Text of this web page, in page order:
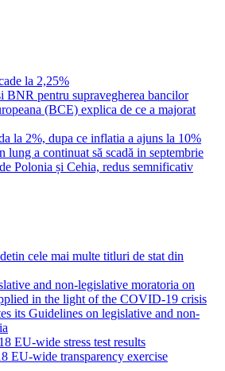
la 2,25%
BNR pentru supravegherea bancilor
(BCE) explica de ce a majorat
la 2%, dupa ce inflatia a ajuns la 10%
lung a continuat să scadă in septembrie
Polonia și Cehia, redus semnificativ
cele mai multe titluri de stat din
and non-legislative moratoria on
in the light of the COVID-19 crisis
its Guidelines on legislative and non-
EU-wide stress test results
EU-wide transparency exercise